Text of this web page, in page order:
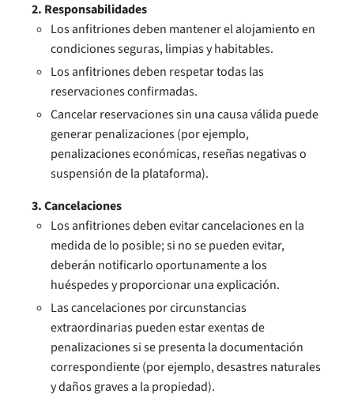
2. Responsabilidades
Los anfitriones deben mantener el alojamiento en
condiciones seguras, limpias y habitables.
Los anfitriones deben respetar todas las
reservaciones confirmadas.
Cancelar reservaciones sin una causa válida puede
generar penalizaciones (por ejemplo,
penalizaciones económicas, reseñas negativas o
suspensión de la plataforma).
3. Cancelaciones
Los anfitriones deben evitar cancelaciones en la
medida de lo posible; si no se pueden evitar,
deberán notificarlo oportunamente a los
huéspedes y proporcionar una explicación.
Las cancelaciones por circunstancias
extraordinarias pueden estar exentas de
penalizaciones si se presenta la documentación
correspondiente (por ejemplo, desastres naturales
y daños graves a la propiedad).